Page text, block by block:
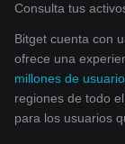
Consulta tus
Bitget cuenta con
ofrece una
millones de
regiones de todo
para los usuarios